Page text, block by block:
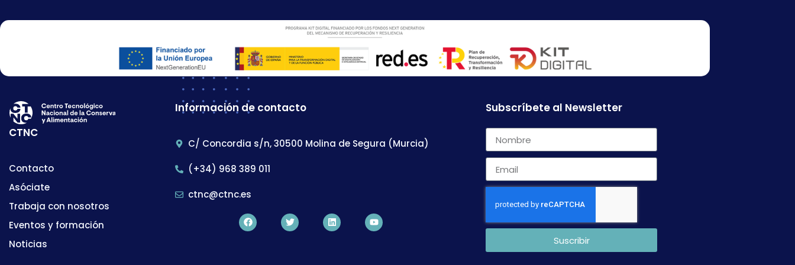
CTNC
Contacto
Asóciate
Trabaja con nosotros
Eventos y formación
Noticias
Información de contacto
C/ Concordia s/n, 30500 Molina de Segura (Murcia)
(+34) 968 389 011
ctnc@ctnc.es
Subscríbete al Newsletter
Suscribir